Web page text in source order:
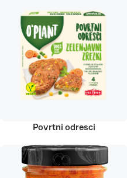
Povrtni odresci